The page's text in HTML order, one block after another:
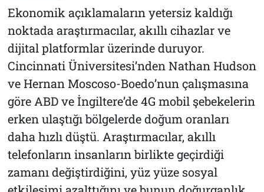
Ekonomik açıklamaların yetersiz kaldığı
noktada araştırmacılar, akıllı cihazlar ve
dijital platformlar üzerinde duruyor.
Cincinnati Üniversitesi’nden Nathan Hudson
ve Hernan Moscoso-Boedo’nun çalışmasına
göre ABD ve İngiltere’de 4G mobil şebekelerin
erken ulaştığı bölgelerde doğum oranları
daha hızlı düştü. Araştırmacılar, akıllı
telefonların insanların birlikte geçirdiği
zamanı değiştirdiğini, yüz yüze sosyal